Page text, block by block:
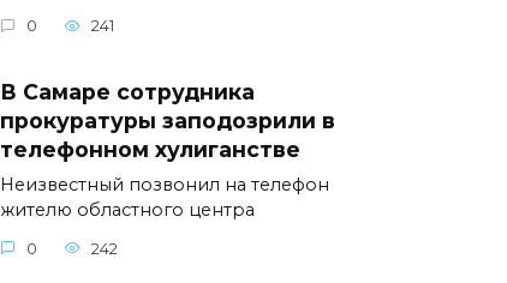
0 241
В Самаре сотрудника
прокуратуры заподозрили в
телефонном хулиганстве
Неизвестный позвонил на телефон
жителю областного центра
0 242